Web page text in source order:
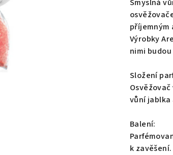
0,0
z
Smyslná
příjemným
Výrobky
nimi
Složení
Osvěžovač
vůní jablka
Balení:
k